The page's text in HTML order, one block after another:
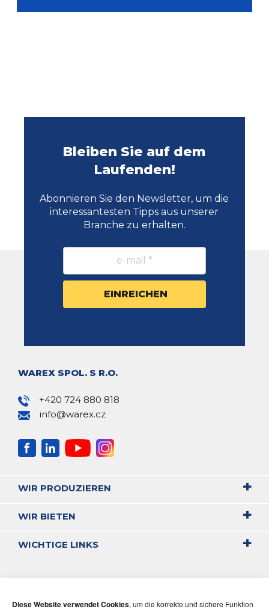
Diese Website verwendet Cookies, um die korrekte und sichere Funktion
Bleiben Sie auf dem
Laufenden!
Abonnieren Sie den Newsletter, um die
interessantesten Tipps aus unserer
Branche zu erhalten.
WAREX SPOL. S R.O.
+420 724 880 818
info@warex.cz
WIR PRODUZIEREN
WIR BIETEN
WICHTIGE LINKS